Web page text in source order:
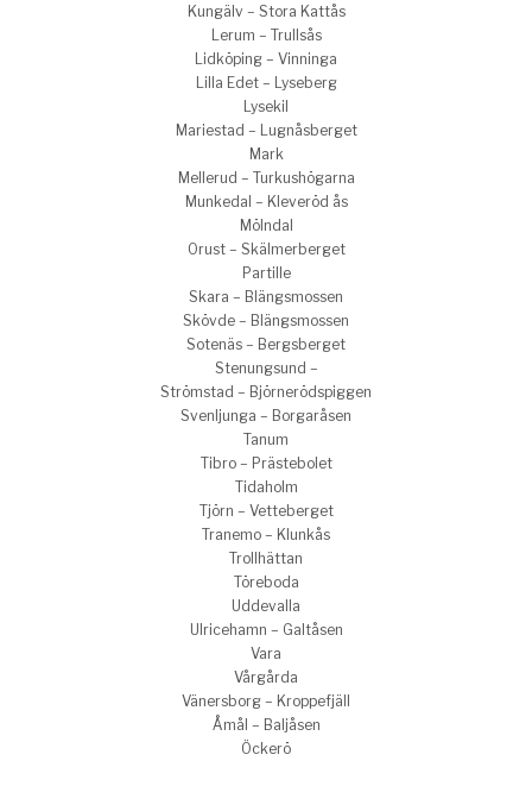
Kungälv – Stora Kattås
Lerum – Trullsås
Lidköping – Vinninga
Lilla Edet – Lyseberg
Lysekil
Mariestad – Lugnåsberget
Mark
Mellerud – Turkushögarna
Munkedal – Kleveröd ås
Mölndal
Orust – Skälmerberget
Partille
Skara – Blängsmossen
Skövde – Blängsmossen
Sotenäs – Bergsberget
Stenungsund –
Strömstad – Björnerödspiggen
Svenljunga – Borgaråsen
Tanum
Tibro – Prästebolet
Tidaholm
Tjörn – Vetteberget
Tranemo – Klunkås
Trollhättan
Töreboda
Uddevalla
Ulricehamn – Galtåsen
Vara
Vårgårda
Vänersborg – Kroppefjäll
Åmål – Baljåsen
Öckerö